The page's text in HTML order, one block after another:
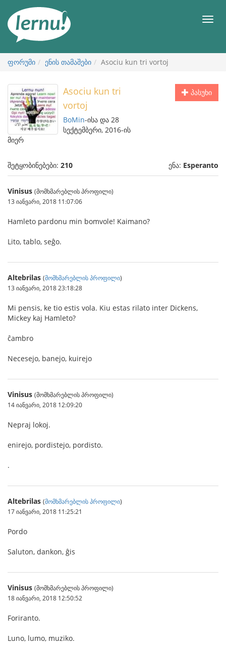
ნახვა
მენიუ
ფორუმი ენის თამაშები Asociu kun tri vortoj
პასუხი
Asociu kun tri
vortoj
BoMin-ისა და 28
სექტემბერი, 2016-ის
მიერ
შეტყობინებები: 210 ენა: Esperanto
Vinisus (მომხმარებლის პროფილი)
13 იანვარი, 2018 11:07:06
Hamleto pardonu min bomvole! Kaimano?
Lito, tablo, seĝo.
Altebrilas (მომხმარებლის პროფილი)
13 იანვარი, 2018 23:18:28
Mi pensis, ke tio estis vola. Kiu estas rilato inter Dickens,
Mickey kaj Hamleto?
ĉambro
Necesejo, banejo, kuirejo
Vinisus (მომხმარებლის პროფილი)
14 იანვარი, 2018 12:09:20
Nepraj lokoj.
enirejo, pordistejo, pordisto.
.
Altebrilas (მომხმარებლის პროფილი)
17 იანვარი, 2018 11:25:21
Pordo
Saluton, dankon, ĝis
Vinisus (მომხმარებლის პროფილი)
18 იანვარი, 2018 12:50:52
Foriranto.
Luno, lumo, muziko.